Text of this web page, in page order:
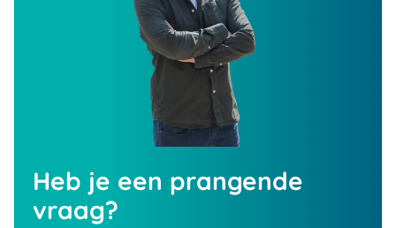
Heb je een prangende
vraag?